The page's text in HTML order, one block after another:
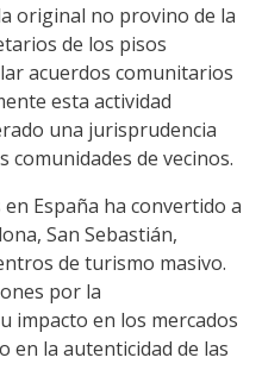
original no provino de la
de los pisos
acuerdos comunitarios
esta actividad
una jurisprudencia
comunidades de vecinos.
España ha convertido a
San Sebastián,
de turismo masivo.
por la
impacto en los mercados
en la autenticidad de las